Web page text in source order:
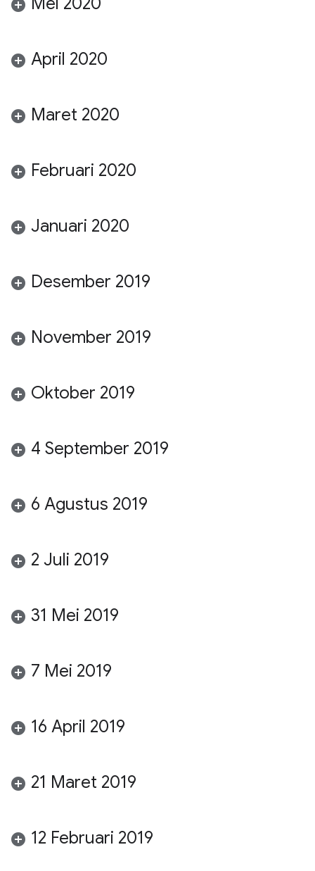
April 2020
Maret 2020
Februari 2020
Januari 2020
Desember 2019
November 2019
Oktober 2019
4 September 2019
6 Agustus 2019
2 Juli 2019
31 Mei 2019
7 Mei 2019
16 April 2019
21 Maret 2019
12 Februari 2019